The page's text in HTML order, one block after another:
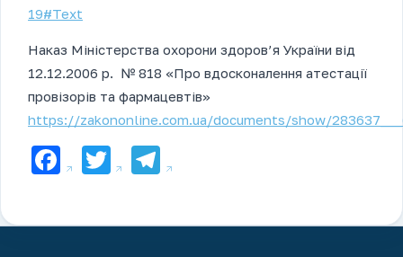
19#Text
Наказ Міністерства охорони здоров’я України від
12.12.2006 р. № 818 «Про вдосконалення атестації
провізорів та фармацевтів»
https://zakononline.com.ua/documents/show/
Facebook
TwitterTelegram